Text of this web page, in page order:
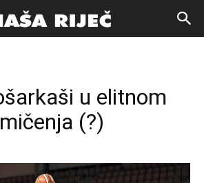
u elitnom
(?)